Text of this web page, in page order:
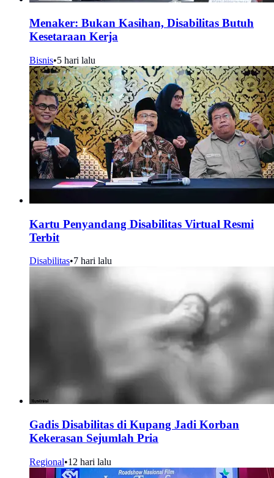
Menaker: Bukan Kasihan, Disabilitas Butuh
Kesetaraan Kerja
Bisnis•5 hari lalu
Kartu Penyandang Disabilitas Virtual Resmi
Terbit
Disabilitas•7 hari lalu
Gadis Disabilitas di Kupang Jadi Korban
Kekerasan Sejumlah Pria
Regional•12 hari lalu